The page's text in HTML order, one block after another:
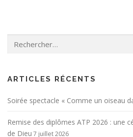
ARTICLES RÉCENTS
Soirée spectacle « Comme un oiseau
Remise des diplômes ATP 2026 : une
de Dieu 7 juillet 2026